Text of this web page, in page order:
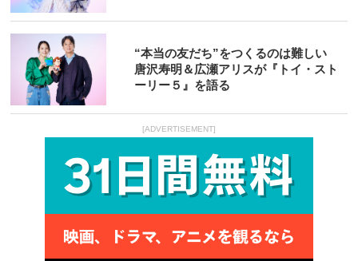
“本当の友だち”をつくるのは難しい
唐沢寿明＆広瀬アリスが『トイ・スト
ーリー５』を語る
[ADVERTISEMENT]